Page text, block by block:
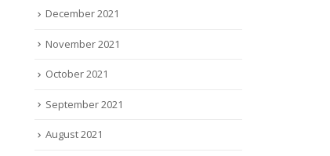
December 2021
November 2021
October 2021
September 2021
August 2021